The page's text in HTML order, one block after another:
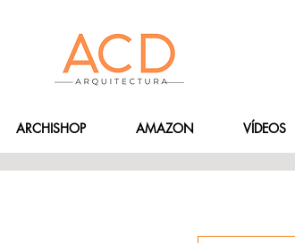
ARCHISHOP AMAZON VÍDEOS